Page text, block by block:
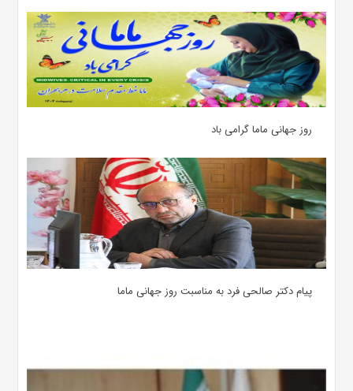
روز جهانی ماما گرامی باد
پیام دکتر صالحی فرد به مناسبت روز جهانی ماما